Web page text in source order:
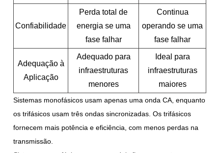
Confiabilidade
Perda total de
energia se uma
fase falhar
Continua
operando se uma
fase falhar
Adequação à
Aplicação
Adequado para
infraestruturas
menores
Ideal para
infraestruturas
maiores
Sistemas monofásicos usam apenas uma onda CA, enquanto
os trifásicos usam três ondas sincronizadas. Os trifásicos
fornecem mais potência e eficiência, com menos perdas na
transmissão.